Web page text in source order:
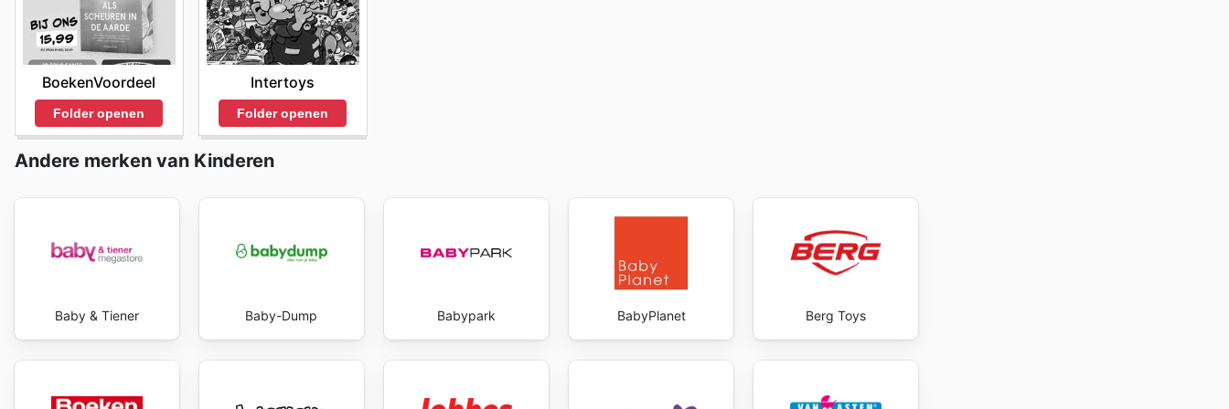
exclusieve besparingen elke dag.
BoekenVoordeel
Folder openen
Intertoys
Folder openen
Andere merken van Kinderen
Baby & Tiener Baby-Dump Babypark BabyPlanet Berg Toys